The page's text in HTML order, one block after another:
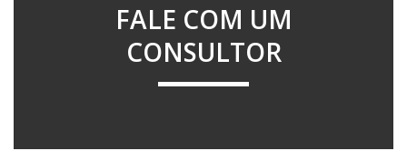
FALE COM UM
CONSULTOR